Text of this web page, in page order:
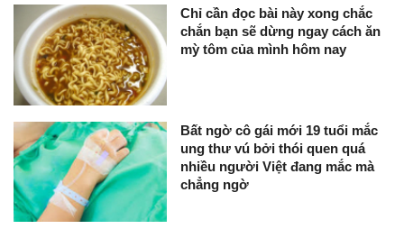
Chỉ cần đọc bài này xong chắc
chắn bạn sẽ dừng ngay cách ăn
mỳ tôm của mình hôm nay
Bất ngờ cô gái mới 19 tuổi mắc
ung thư vú bởi thói quen quá
nhiều người Việt đang mắc mà
chẳng ngờ